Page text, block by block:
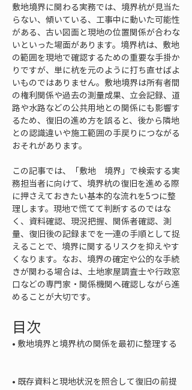
敷地境界に関わる実務では、境界杭が見当た
らない、傾いている、工事中に動いた可能性
がある、古い図面と現地の位置関係が合わな
いといった場面があります。境界杭は、敷地
の範囲を現地で確認するための重要な手掛か
りですが、単に杭を元のように打ち直せばよ
いものではありません。敷地境界は所有者間
の権利関係や過去の測量成果、立会記録、道
路や水路などの公共用地との関係にも影響す
るため、復旧の進め方を誤ると、後から隣地
との認識違いや施工範囲の手戻りにつながる
おそれがあります。
この記事では、「敷地　境界」で検索する実
務担当者に向けて、境界杭の復旧を進める際
に押さえておきたい基本的な流れを5つに整
理します。現地で慌てて判断するのではな
く、資料確認、現況把握、関係者確認、測
量、復旧後の記録までを一連の手順として捉
えることで、境界に関するリスクを抑えやす
くなります。なお、境界の確定や公的な手続
きが関わる場合は、土地家屋調査士や行政窓
口などの専門家・関係機関へ確認しながら進
めることが大切です。
目次
• 敷地境界と境界杭の関係を最初に整理する
• 既存資料と現地状況を照合して復旧の前提